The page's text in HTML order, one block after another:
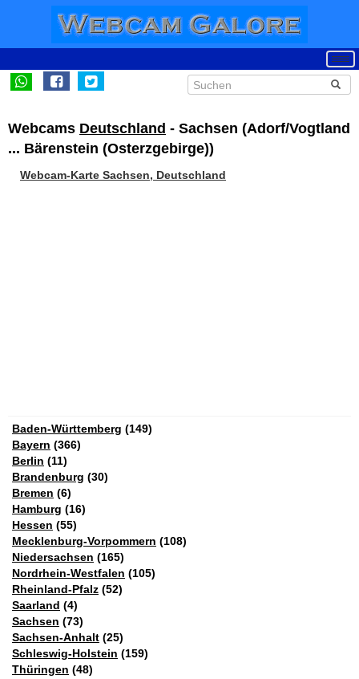
Webcams Deutschland - Sachsen (Adorf/Vogtland
... Bärenstein (Osterzgebirge))
Webcam-Karte Sachsen, Deutschland
Baden-Württemberg (149)
Bayern (366)
Berlin (11)
Brandenburg (30)
Bremen (6)
Hamburg (16)
Hessen (55)
Mecklenburg-Vorpommern (108)
Niedersachsen (165)
Nordrhein-Westfalen (105)
Rheinland-Pfalz (52)
Saarland (4)
Sachsen (73)
Sachsen-Anhalt (25)
Schleswig-Holstein (159)
Thüringen (48)